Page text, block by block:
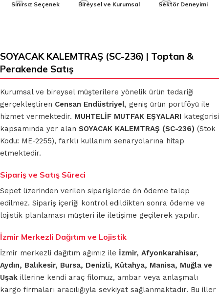
Sınırsız Seçenek Bireysel ve Kurumsal Sektör Deneyimi
SOYACAK KALEMTRAŞ (SC-236) | Toptan &
Perakende Satış
Kurumsal ve bireysel müşterilere yönelik ürün tedariği
gerçekleştiren Censan Endüstriyel, geniş ürün portföyü ile
hizmet vermektedir. MUHTELİF MUTFAK EŞYALARI kategorisi
kapsamında yer alan SOYACAK KALEMTRAŞ (SC-236) (Stok
Kodu: ME-2255), farklı kullanım senaryolarına hitap
etmektedir.
Sipariş ve Satış Süreci
Sepet üzerinden verilen siparişlerde ön ödeme talep
edilmez. Sipariş içeriği kontrol edildikten sonra ödeme ve
lojistik planlaması müşteri ile iletişime geçilerek yapılır.
İzmir Merkezli Dağıtım ve Lojistik
İzmir merkezli dağıtım ağımız ile İzmir, Afyonkarahisar,
Aydın, Balıkesir, Bursa, Denizli, Kütahya, Manisa, Muğla ve
Uşak illerine kendi araç filomuz, ambar veya anlaşmalı
kargo firmaları aracılığıyla sevkiyat sağlanmaktadır. Bu iller